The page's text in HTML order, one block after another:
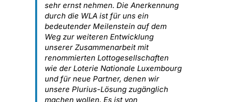
sehr ernst nehmen. Die Anerkennung
durch die WLA ist für uns ein
bedeutender Meilenstein auf dem
Weg zur weiteren Entwicklung
unserer Zusammenarbeit mit
renommierten Lottogesellschaften
wie der Loterie Nationale Luxembourg
und für neue Partner, denen wir
unsere Plurius-Lösung zugänglich
machen wollen. Es ist von